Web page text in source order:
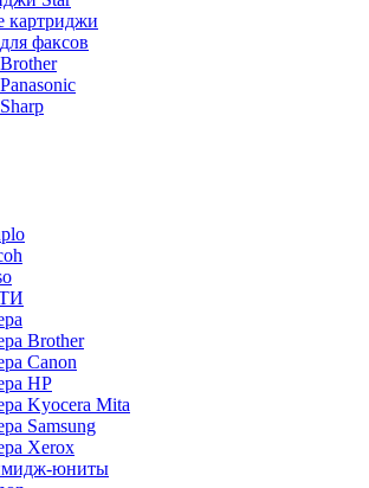
картриджи
факсов
Brother
Canon
HP
Kyocera Mita
Samsung
Xerox
юниты